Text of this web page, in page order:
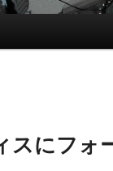
スにフォ